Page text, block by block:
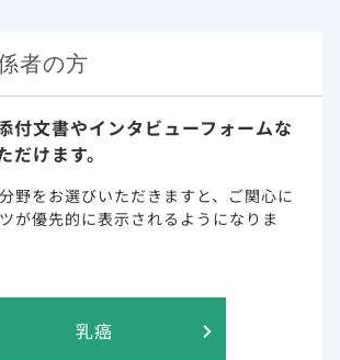
者の方
付文書やインタビューフォームな
だけます。
野をお選びいただきますと、 ご関心に
が優先的に表示されるようになりま
乳癌